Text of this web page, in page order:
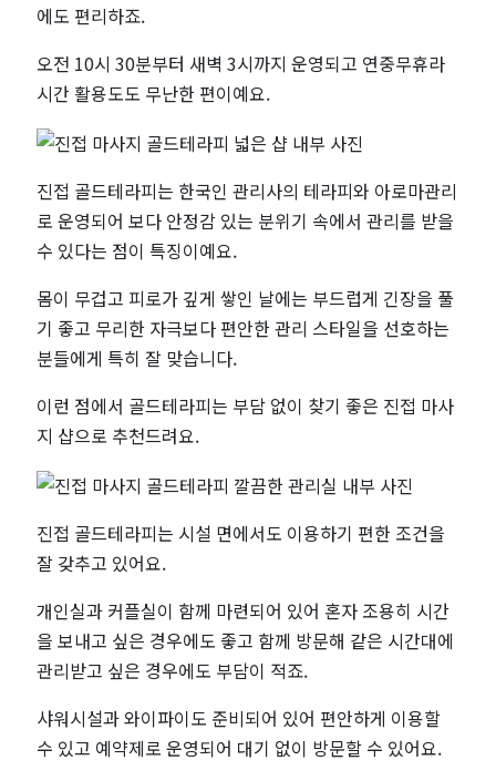
에도 편리하죠.
오전 10시 30분부터 새벽 3시까지 운영되고 연중무휴라
시간 활용도도 무난한 편이예요.
진접 골드테라피는 한국인 관리사의 테라피와 아로마관리
로 운영되어 보다 안정감 있는 분위기 속에서 관리를 받을
수 있다는 점이 특징이예요.
몸이 무겁고 피로가 깊게 쌓인 날에는 부드럽게 긴장을 풀
기 좋고 무리한 자극보다 편안한 관리 스타일을 선호하는
분들에게 특히 잘 맞습니다.
이런 점에서 골드테라피는 부담 없이 찾기 좋은 진접 마사
지 샵으로 추천드려요.
진접 골드테라피는 시설 면에서도 이용하기 편한 조건을
잘 갖추고 있어요.
개인실과 커플실이 함께 마련되어 있어 혼자 조용히 시간
을 보내고 싶은 경우에도 좋고 함께 방문해 같은 시간대에
관리받고 싶은 경우에도 부담이 적죠.
샤워시설과 와이파이도 준비되어 있어 편안하게 이용할
수 있고 예약제로 운영되어 대기 없이 방문할 수 있어요.